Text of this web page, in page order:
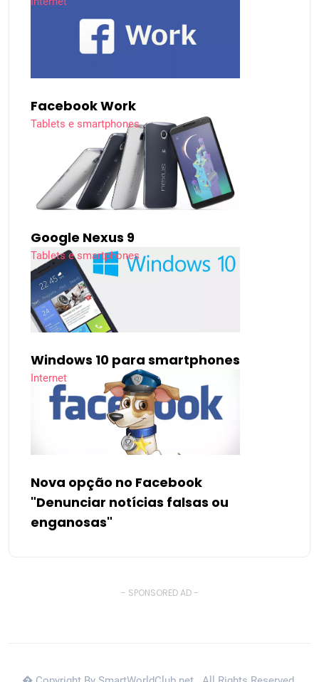
Facebook Work
Tablets e smartphones
Google Nexus 9
Tablets e smartphones
Windows 10 para smartphones
Internet
Nova opção no Facebook
"Denunciar notícias falsas ou
enganosas"
- SPONSORED AD -